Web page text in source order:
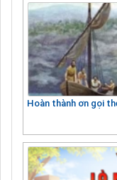
Hoàn thành ơn gọi